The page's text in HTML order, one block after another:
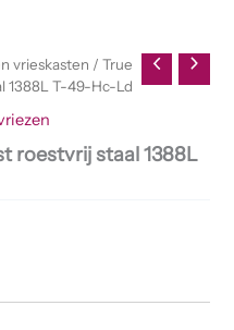
vrieskasten / True
1388L T-49-Hc-Ld
roestvrij staal 1388L